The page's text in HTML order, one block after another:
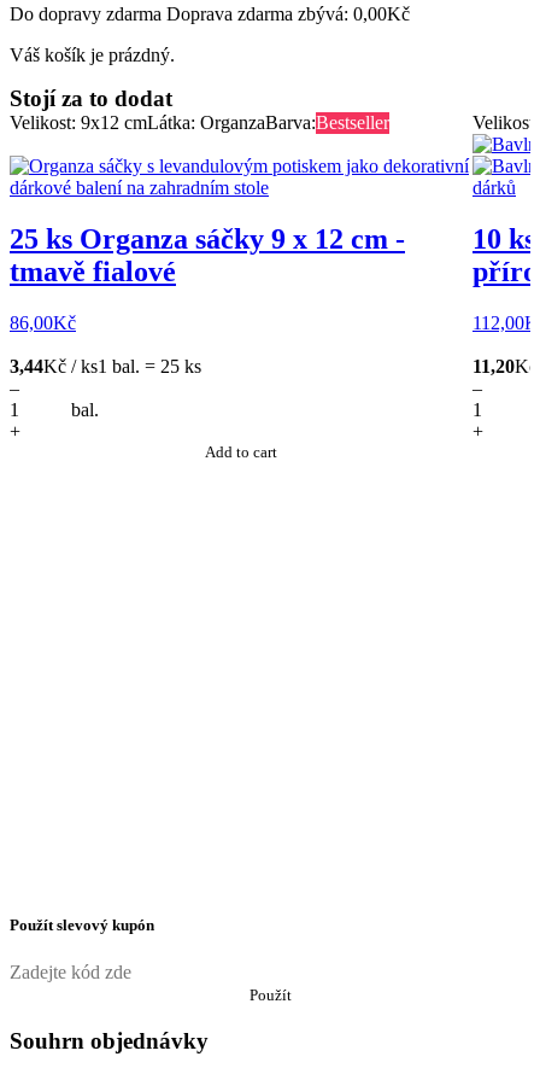
Do dopravy zdarma Doprava zdarma zbývá: 0,00Kč
Váš košík je prázdný.
Stojí za to dodat
Velikost: 9x12 cmLátka: OrganzaBarva:Bestseller
25 ks Organza sáčky 9 x 12 cm -
tmavě fialové
86,00Kč
3,44Kč / ks1 bal. = 25 ks
–
bal.
+
Add to cart
10
112,00
11,20Kč
–
+
Použít slevový kupón
Použít
Souhrn objednávky